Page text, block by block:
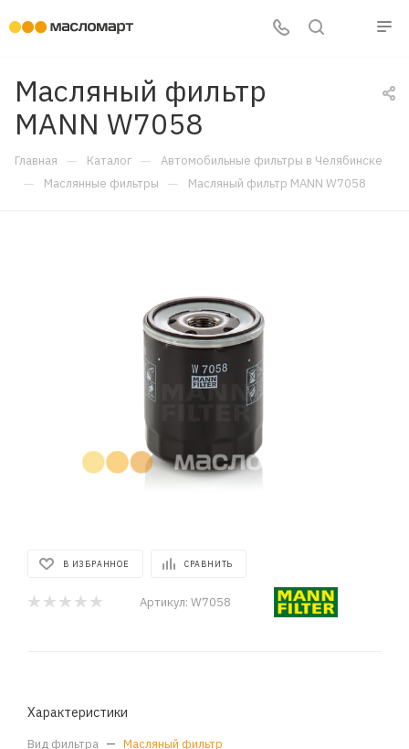
Масляный фильтр
MANN W7058
Главная — Каталог — Автомобильные фильтры в Челябинске
— Маслянные фильтры — Масляный фильтр MANN W7058
В ИЗБРАННОЕ СРАВНИТЬ
Артикул: W7058
Характеристики
Вид фильтра — Масляный фильтр